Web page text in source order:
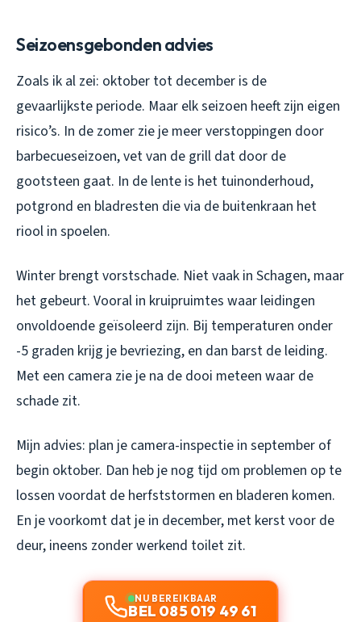
Seizoensgebonden advies
Zoals ik al zei: oktober tot december is de
gevaarlijkste periode. Maar elk seizoen heeft zijn eigen
risico’s. In de zomer zie je meer verstoppingen door
barbecueseizoen, vet van de grill dat door de
gootsteen gaat. In de lente is het tuinonderhoud,
potgrond en bladresten die via de buitenkraan het
riool in spoelen.
Winter brengt vorstschade. Niet vaak in Schagen, maar
het gebeurt. Vooral in kruipruimtes waar leidingen
onvoldoende geïsoleerd zijn. Bij temperaturen onder
-5 graden krijg je bevriezing, en dan barst de leiding.
Met een camera zie je na de dooi meteen waar de
schade zit.
Mijn advies: plan je camera-inspectie in september of
begin oktober. Dan heb je nog tijd om problemen op te
lossen voordat de herfststormen en bladeren komen.
En je voorkomt dat je in december, met kerst voor de
deur, ineens zonder werkend toilet zit.
NU BEREIKBAAR
BEL 085 019 49 61